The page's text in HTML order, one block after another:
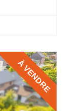
À VENDRE